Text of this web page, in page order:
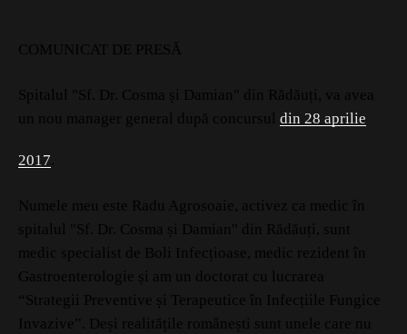
COMUNICAT DE PRESĂ
Spitalul "Sf. Dr. Cosma și Damian" din Rădăuți, va avea
un nou manager general după concursul din 28 aprilie
2017
Numele meu este Radu Agrosoaie, activez ca medic în
spitalul "Sf. Dr. Cosma și Damian" din Rădăuți, sunt
medic specialist de Boli Infecțioase, medic rezident în
Gastroenterologie și am un doctorat cu lucrarea
“Strategii Preventive și Terapeutice în Infecțiile Fungice
Invazive”. Deși realitățile românești sunt unele care nu